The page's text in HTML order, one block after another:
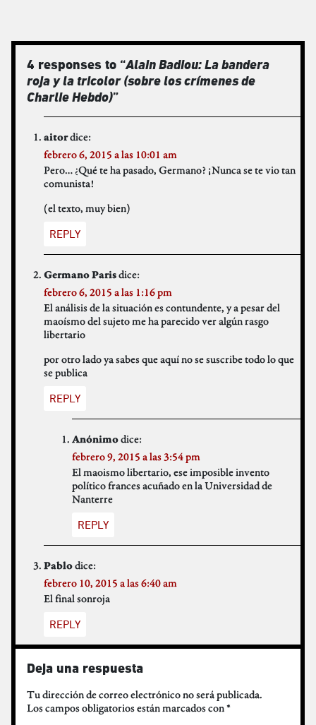
4 responses to “Alain Badiou: La bandera
roja y la tricolor (sobre los crímenes de
Charlie Hebdo)”
aitordice:
febrero 6, 2015 a las 10:01 am
Pero… ¿Qué te ha pasado, Germano? ¡Nunca se te vio tan
comunista!
(el texto, muy bien)
REPLY
Germano Parisdice:
febrero 6, 2015 a las 1:16 pm
El análisis de la situación es contundente, y a pesar del
maoísmo del sujeto me ha parecido ver algún rasgo
libertario
por otro lado ya sabes que aquí no se suscribe todo lo que
se publica
REPLY
Anónimodice:
febrero 9, 2015 a las 3:54 pm
El maoismo libertario, ese imposible invento
político frances acuñado en la Universidad de
Nanterre
REPLY
Pablodice:
febrero 10, 2015 a las 6:40 am
El final sonroja
REPLY
Deja una respuesta
Tu dirección de correo electrónico no será publicada.
Los campos obligatorios están marcados con*